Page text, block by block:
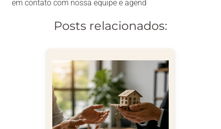
em contato com nossa equipe e agend
Posts relacionados: